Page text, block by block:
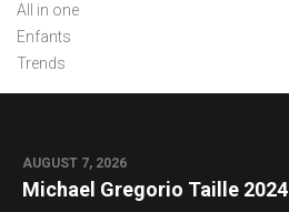
All in one
Enfants
Trends
AUGUST 7, 2026
Michael Gregorio Taille 2024